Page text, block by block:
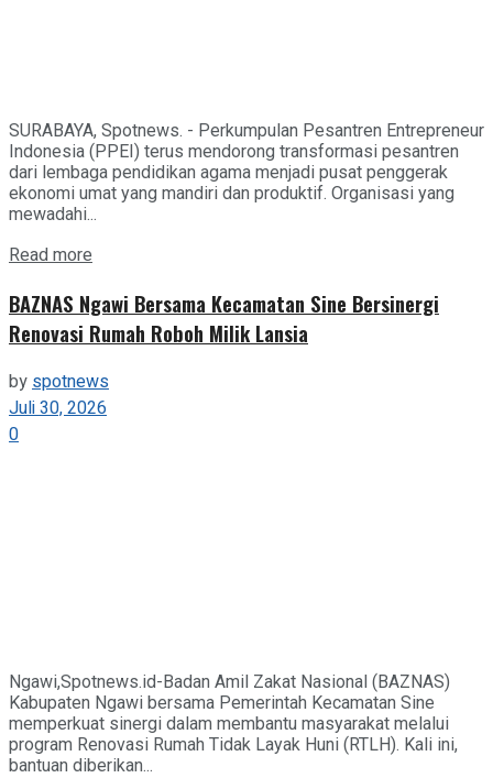
SURABAYA, Spotnews. - Perkumpulan Pesantren Entrepreneur
Indonesia (PPEI) terus mendorong transformasi pesantren
dari lembaga pendidikan agama menjadi pusat penggerak
ekonomi umat yang mandiri dan produktif. Organisasi yang
mewadahi...
Read more
BAZNAS Ngawi Bersama Kecamatan Sine Bersinergi
Renovasi Rumah Roboh Milik Lansia
byspotnews
Juli 30, 2026
0
Ngawi,Spotnews.id-Badan Amil Zakat Nasional (BAZNAS)
Kabupaten Ngawi bersama Pemerintah Kecamatan Sine
memperkuat sinergi dalam membantu masyarakat melalui
program Renovasi Rumah Tidak Layak Huni (RTLH). Kali ini,
bantuan diberikan...